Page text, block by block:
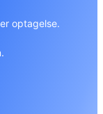
optagelse.